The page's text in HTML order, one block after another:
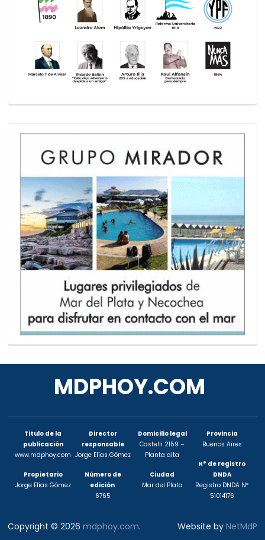
MDPHOY.COM
Titulo de la
publicación
www.mdphoy.com
Propietario
Jorge Elías Gómez
Director
responsable
Jorge Elías Gómez
Número de
edición
6765
Domicilio legal
Castelli 2159 –
Planta alta
Ciudad
Mar del Plata
Provincia
Buenos Aires
N° de registro
DNDA
Registro DNDA Nº
51014176
Copyright © 2026mdphoy.com. Website by NetMdP